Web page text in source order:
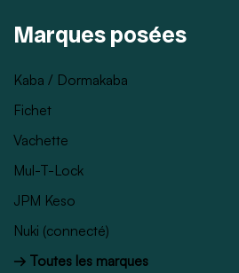
Marques posées
Kaba / Dormakaba
Fichet
Vachette
Mul-T-Lock
JPM Keso
Nuki (connecté)
→ Toutes les marques